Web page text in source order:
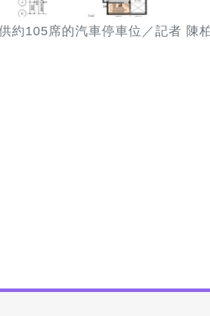
約105席的汽車停車位／記者 陳